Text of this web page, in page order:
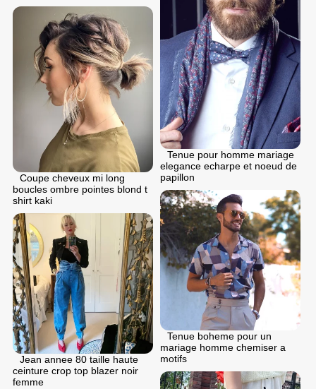
Tenue pour homme mariage
elegance echarpe et noeud de
papillon
Coupe cheveux mi long
boucles ombre pointes blond t
shirt kaki
Tenue boheme pour un
mariage homme chemiser a
motifs
Jean annee 80 taille haute
ceinture crop top blazer noir
femme